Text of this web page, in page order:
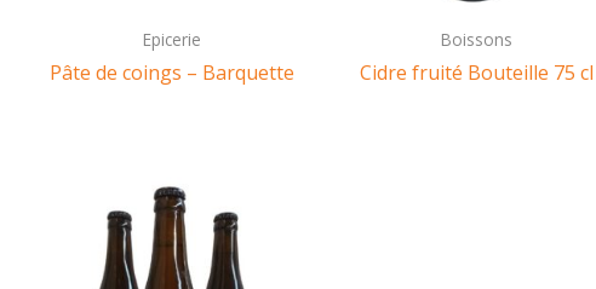
Epicerie
Pâte de coings – Barquette
Boissons
Cidre fruité Bouteille 75 cl